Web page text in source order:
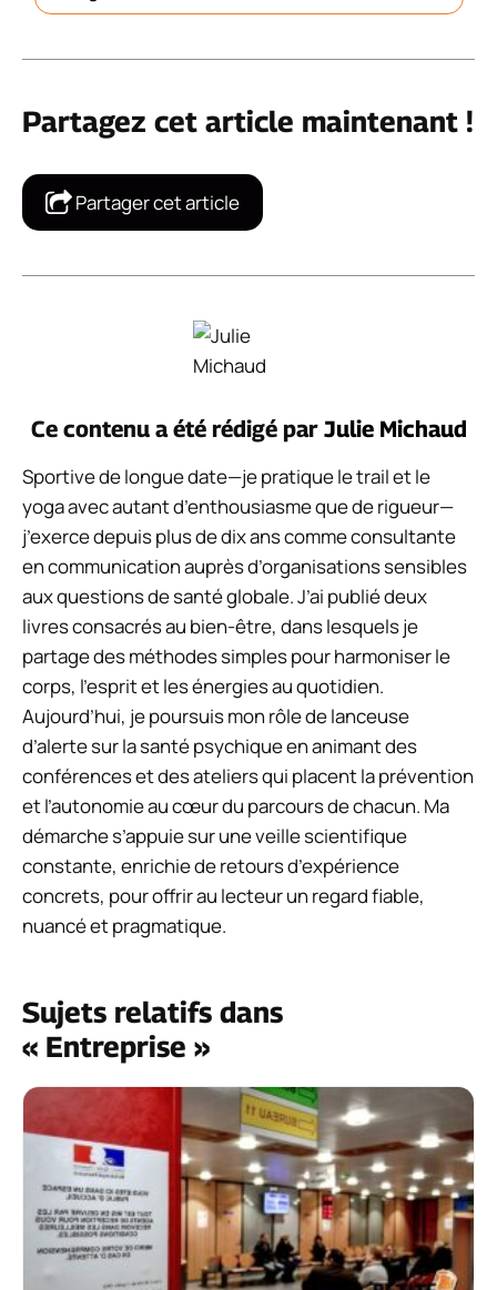
Partagez cet article maintenant !
Partager cet article
Ce contenu a été rédigé par Julie Michaud
Sportive de longue date—je pratique le trail et le
yoga avec autant d’enthousiasme que de rigueur—
j’exerce depuis plus de dix ans comme consultante
en communication auprès d’organisations sensibles
aux questions de santé globale. J’ai publié deux
livres consacrés au bien-être, dans lesquels je
partage des méthodes simples pour harmoniser le
corps, l’esprit et les énergies au quotidien.
Aujourd’hui, je poursuis mon rôle de lanceuse
d’alerte sur la santé psychique en animant des
conférences et des ateliers qui placent la prévention
et l’autonomie au cœur du parcours de chacun. Ma
démarche s’appuie sur une veille scientifique
constante, enrichie de retours d’expérience
concrets, pour offrir au lecteur un regard fiable,
nuancé et pragmatique.
Sujets relatifs dans
« Entreprise »